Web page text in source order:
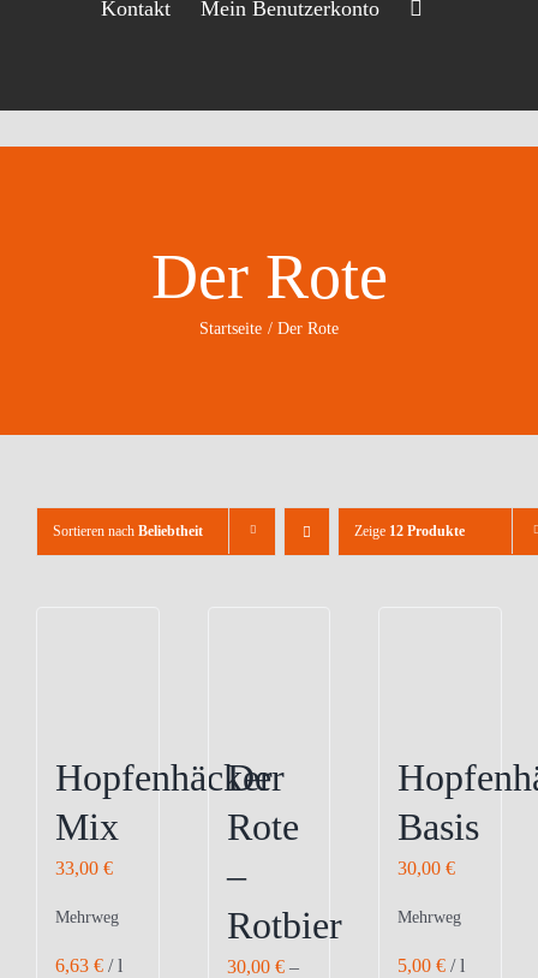
Kontakt Mein Benutzerkonto
Der Rote
Startseite Der Rote
Sortieren nach Beliebtheit Zeige 12 Produkte
Hopfenhäcker
Mix
33,00 €
Mehrweg
6,63 € /l
Der
Rote
–
Rotbier
30,00 €–
Basis
30,00€
Mehrweg
5,00€ /l